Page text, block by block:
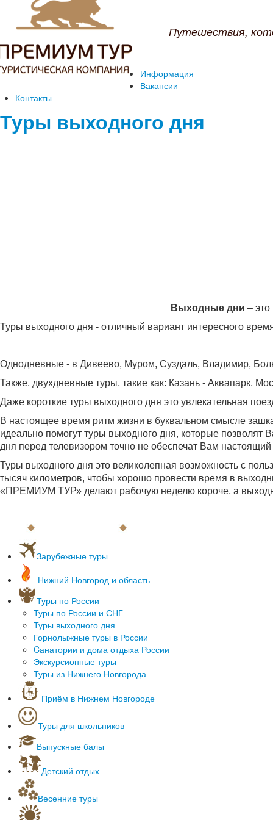
Путешествия,
Информация
Вакансии
Контакты
Туры выходного дня
Выходные дни –
Туры выходного дня - отличный вариант интересного
Однодневные - в Дивеево, Муром, Суздаль, Владимир,
Также, двухдневные туры, такие как: Казань - Аквапарк,
Даже короткие туры выходного дня это увлекательная
В настоящее время ритм жизни в буквальном смысле
идеально помогут туры выходного дня, которые позволят
дня перед телевизором точно не обеспечат Вам
Туры выходного дня это великолепная возможность с
тысяч километров, чтобы хорошо провести время в
«ПРЕМИУМ ТУР» делают рабочую неделю короче, а
Зарубежные туры
С вылетом из Москвы
Раннее бронирование 2018
Пляжный отдых
Лечение зарубежом
Обучение зарубежом
Экскурсионные туры по Европе
Спортивные туры
Отдых родителей с детьми
Нижний Новгород и область
Туры по России
Туры по России и СНГ
Туры выходного дня
Горнолыжные туры в России
Cанатории и дома отдыха России
Экскурсионные туры
Туры из Нижнего Новгорода
Приём в Нижнем Новгороде
Туры для школьников
Мастер-классы
Экскурсии на предприятия
Интерактивные программы
Познавательные программы
Квесты для детей
Экскурсии по Нижегородской области
Экскурсии по России
Выпускные балы
Детский отдых
Новогодний детский отдых
Квесты для детей
Весенние туры
Масленичные гулянья